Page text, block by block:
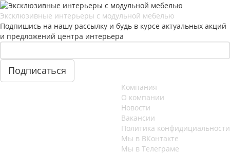
Эксклюзивные интерьеры с модульной мебелью
Подпишись на нашу рассылку и будь в курсе актуальных акций
и предложений центра интерьера
Компания
О компании
Новости
Вакансии
Политика конфидициальности
Мы в ВКонтакте
Мы в Телеграме